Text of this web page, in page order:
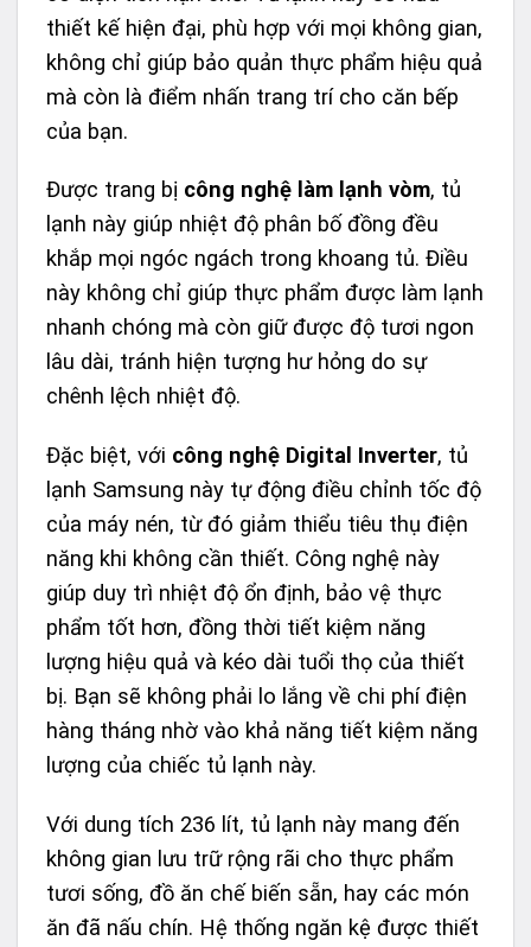
thiết kế hiện đại, phù hợp với mọi không gian,
không chỉ giúp bảo quản thực phẩm hiệu quả
mà còn là điểm nhấn trang trí cho căn bếp
của bạn.
Được trang bị công nghệ làm lạnh vòm, tủ
lạnh này giúp nhiệt độ phân bố đồng đều
khắp mọi ngóc ngách trong khoang tủ. Điều
này không chỉ giúp thực phẩm được làm lạnh
nhanh chóng mà còn giữ được độ tươi ngon
lâu dài, tránh hiện tượng hư hỏng do sự
chênh lệch nhiệt độ.
Đặc biệt, với công nghệ Digital Inverter, tủ
lạnh Samsung này tự động điều chỉnh tốc độ
của máy nén, từ đó giảm thiểu tiêu thụ điện
năng khi không cần thiết. Công nghệ này
giúp duy trì nhiệt độ ổn định, bảo vệ thực
phẩm tốt hơn, đồng thời tiết kiệm năng
lượng hiệu quả và kéo dài tuổi thọ của thiết
bị. Bạn sẽ không phải lo lắng về chi phí điện
hàng tháng nhờ vào khả năng tiết kiệm năng
lượng của chiếc tủ lạnh này.
Với dung tích 236 lít, tủ lạnh này mang đến
không gian lưu trữ rộng rãi cho thực phẩm
tươi sống, đồ ăn chế biến sẵn, hay các món
ăn đã nấu chín. Hệ thống ngăn kệ được thiết